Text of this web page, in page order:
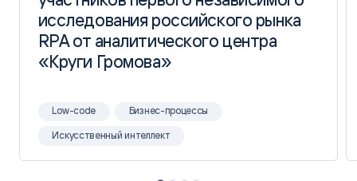
исследования российского рынка
RPA от аналитического центра
«Круги Громова»
исследования российского рынка
RPA от аналитического центра
«Круги Громова»
Low-code Бизнес-процессы
Искусственный интеллект